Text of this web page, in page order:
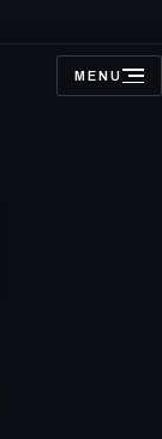
MENU
OUVRIR
LE